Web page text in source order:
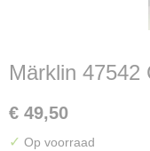
Märklin 47542
€ 49,50
✓ Op voorraad